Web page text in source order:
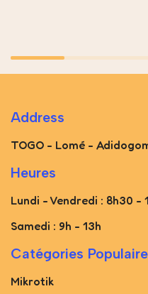
Address
TOGO - Lomé -
Heures
Lundi - Vendredi : 8h30 -
Samedi : 9h - 13h
Catégories
Mikrotik